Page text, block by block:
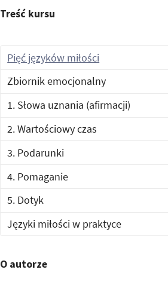
Treść kursu
Pięć języków miłości
Zbiornik emocjonalny
1. Słowa uznania (afirmacji)
2. Wartościowy czas
3. Podarunki
4. Pomaganie
5. Dotyk
Języki miłości w praktyce
O autorze